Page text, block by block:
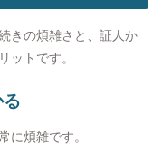
きの煩雑さと、証人か
ットです。
に煩雑です。